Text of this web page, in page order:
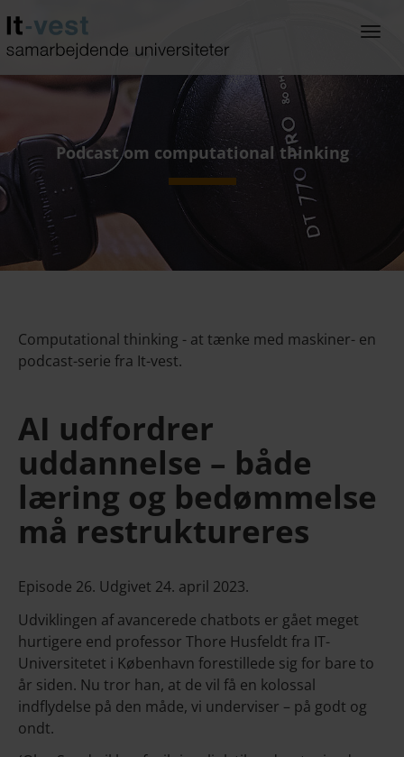
til
hoved-
indhold
Podcast om computational thinking
Computational thinking - at tænke med maskiner- en
podcast-serie fra It-vest.
AI udfordrer
uddannelse – både
læring og bedømmelse
må restruktureres
Episode 26. Udgivet 24. april 2023.
Udviklingen af avancerede chatbots er gået meget
hurtigere end professor Thore Husfeldt fra IT-
Universitetet i København forestillede sig for bare to
år siden. Nu tror han, at de vil få en kolossal
indflydelse på den måde, vi underviser – på godt og
ondt.